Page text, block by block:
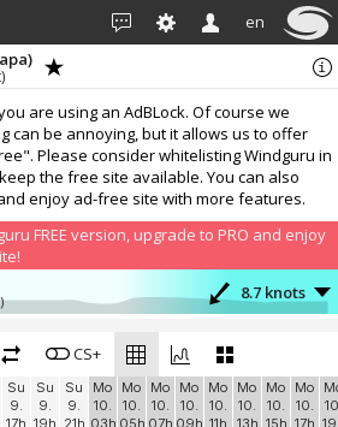
en
are using an AdBLock. Of course we
can be annoying, but it allows us to offer
Please consider whitelisting Windguru in
the free site available. You can also
enjoy ad-free site with more features.
FREE version, upgrade to PRO and enjoy
8.7 knots
11.8 knots
CS+
Su
9.
17h
Su
9.
19h
Su
9.
21h
Mo
10.
03h
Mo
10.
05h
Mo
10.
07h
Mo
10.
09h
Mo
10.
11h
Mo
10.
13h
Mo
10.
15h
Mo
10.
17h